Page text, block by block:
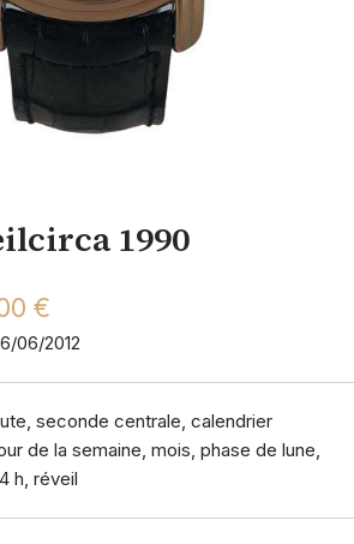
1990
€
06/2012
seconde centrale, calendrier
de la semaine, mois, phase de lune,
h, réveil